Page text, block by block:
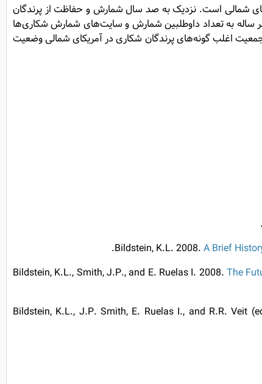
شمالی است. نزدیک به صد سال شمارش و حفاظت از پرندگان
ساله به تعداد داوطلبین شمارش و سایت‌های شمارش شکاری‌ها
اغلب گونه‌های پرندگان شکاری در آمریکای شمالی وضعیت
Bildstein, K.L. 2008.A Brief
Bildstein, K.L., Smith, J.P., and E. Ruelas I. 2008.The
Bildstein, K.L., J.P. Smith, E. Ruelas I., and R.R. Veit